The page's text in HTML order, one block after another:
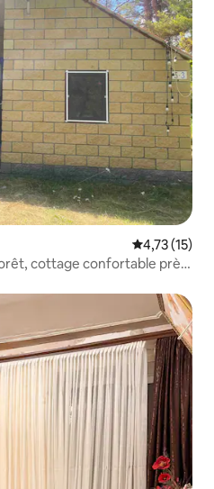
Note
4,73 (15)
cottage confortable près